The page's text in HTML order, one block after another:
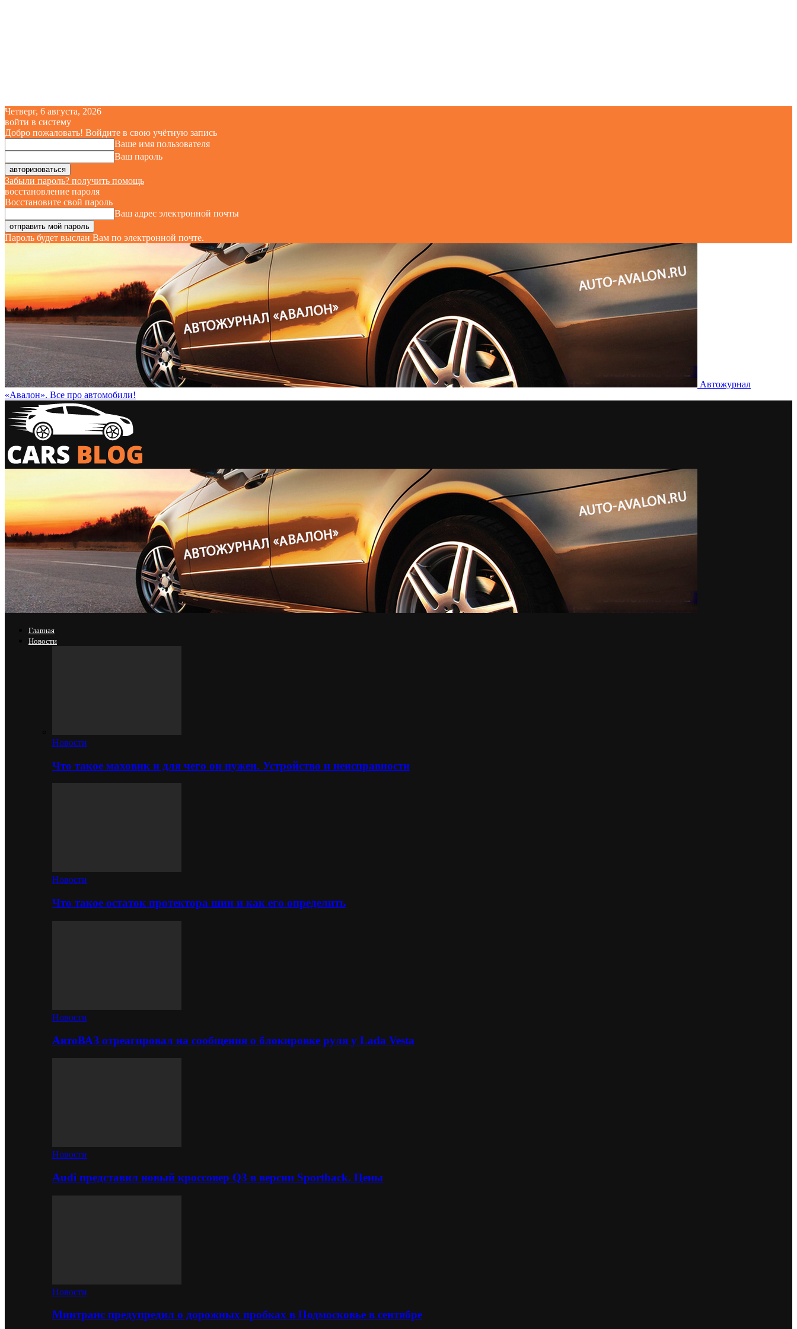
Четверг, 6 августа, 2026
войти в систему
Добро пожаловать! Войдите в свою учётную запись
Ваше имя пользователя
Ваш пароль
Забыли пароль? получить помощь
восстановление пароля
Восстановите свой пароль
Ваш адрес электронной почты
Пароль будет выслан Вам по электронной почте.
Автожурнал
«Авалон». Все про автомобили!
Главная
Новости
Новости
Что такое маховик и для чего он нужен. Устройство и неисправности
Новости
Что такое остаток протектора шин и как его определить
Новости
АвтоВАЗ отреагировал на сообщения о блокировке руля у Lada Vesta
Новости
Audi представил новый кроссовер Q3 в версии Sportback. Цены
Новости
Минтранс предупредил о дорожных пробках в Подмосковье в сентябре